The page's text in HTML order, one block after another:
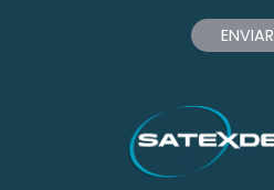
ENVIAR